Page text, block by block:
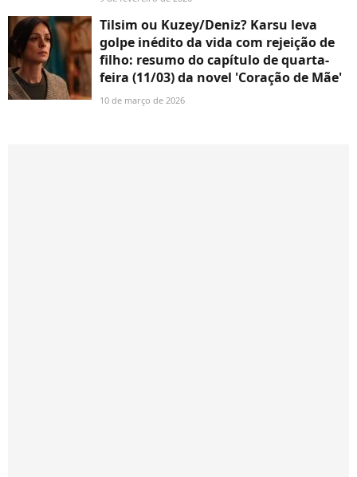
Tilsim ou Kuzey/Deniz? Karsu leva
golpe inédito da vida com rejeição de
filho: resumo do capítulo de quarta-
feira (11/03) da novel 'Coração de Mãe'
10 de março de 2026